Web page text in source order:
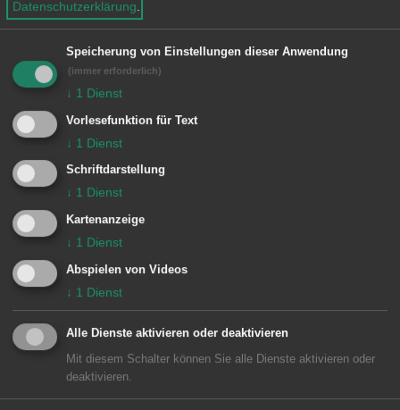
Preis in der Wertung „Harfenensemble,
3-6 Spielende“. Charles Kayser
(Klavier) und Joris König (Saxophon)
erhielten ebenfalls einen ersten Preis in
der Kategorie „Duo Klavier und ein
Holzblasinstrument“. Matteo Konrad
(Marimbaphon) in der Kategorie
„Mallets“ und Christian Brunk in der
Kategorie „Perkussion“ erhielten für
ihre Vorträge jeweils einen zweiten
Sonntag, 26. Juni
Datenschutzerklärung
Speicherung von Einstellungen dieser Anwendung
(immer erforderlich)
↓ 1 Dienst
Vorlesefunktion für Text
↓ 1 Dienst
Schriftdarstellung
↓ 1 Dienst
Kartenanzeige
↓ 1 Dienst
Abspielen von Videos
↓ 1 Dienst
Alle Dienste aktivieren oder deaktivieren
Mit diesem Schalter können Sie alle Dienste aktivieren oder
deaktivieren.